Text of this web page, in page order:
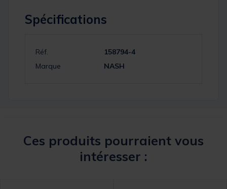
Spécifications
Réf.
158794-4
Marque
NASH
Ces produits pourraient vous
intéresser :